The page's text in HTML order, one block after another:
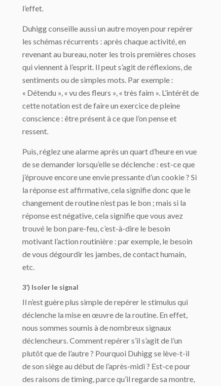
l’effet.
Duhigg conseille aussi un autre moyen pour repérer
les schémas récurrents : après chaque activité, en
revenant au bureau, noter les trois premières choses
qui viennent à l’esprit. Il peut s’agit de réflexions, de
sentiments ou de simples mots. Par exemple :
« Détendu », « vu des fleurs », « très faim ». L’intérêt de
cette notation est de faire un exercice de pleine
conscience : être présent à ce que l’on pense et
ressent.
Puis, réglez une alarme après un quart d’heure en vue
de se demander lorsqu’elle se déclenche : est-ce que
j’éprouve encore une envie pressante d’un cookie ? Si
la réponse est affirmative, cela signifie donc que le
changement de routine n’est pas le bon ; mais si la
réponse est négative, cela signifie que vous avez
trouvé le bon pare-feu, c’est-à-dire le besoin
motivant l’action routinière : par exemple, le besoin
de vous dégourdir les jambes, de contact humain,
etc.
3’) Isoler le signal
Il n’est guère plus simple de repérer le stimulus qui
déclenche la mise en œuvre de la routine. En effet,
nous sommes soumis à de nombreux signaux
déclencheurs. Comment repérer s’il s’agit de l’un
plutôt que de l’autre ? Pourquoi Duhigg se lève-t-il
de son siège au début de l’après-midi ? Est-ce pour
des raisons de timing, parce qu’il regarde sa montre,